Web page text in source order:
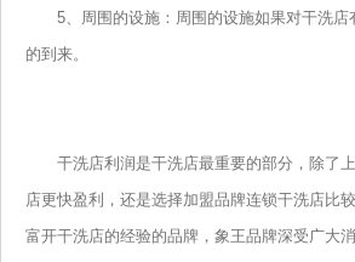
5、周围的设施：周围的设施如果对干洗店
的到来。
干洗店利润是干洗店最重要的部分，除了
店更快盈利，还是选择加盟品牌连锁干洗店比
富开干洗店的经验的品牌，象王品牌深受广大